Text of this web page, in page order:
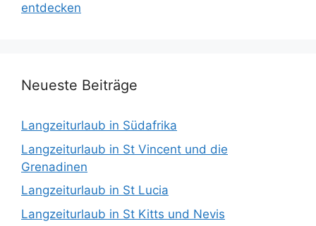
entdecken
Neueste Beiträge
Langzeiturlaub in Südafrika
Langzeiturlaub in St Vincent und die
Grenadinen
Langzeiturlaub in St Lucia
Langzeiturlaub in St Kitts und Nevis